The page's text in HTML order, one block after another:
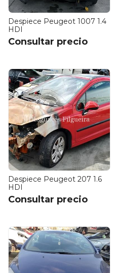
Despiece Peugeot 1007 1.4
HDI
Consultar precio
Despiece Peugeot 207 1.6
HDI
Consultar precio